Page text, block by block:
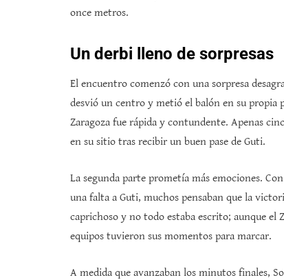
once metros.
Un derbi lleno de sorpresas
El encuentro comenzó con una sorpresa
desvió un centro y metió el balón en su propia
Zaragoza fue rápida y contundente. Apenas
en su sitio tras recibir un buen pase de Guti.
La segunda parte prometía más emociones.
una falta a Guti, muchos pensaban que la
caprichoso y no todo estaba escrito; aunque el
equipos tuvieron sus momentos para marcar.
A medida que avanzaban los minutos finales,